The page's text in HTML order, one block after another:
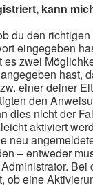
kann
du den
eingegeben
es zwei
hast,
einer deiner
den
dies nicht der
aktiviert
neu
– entweder
Bei
ob eine